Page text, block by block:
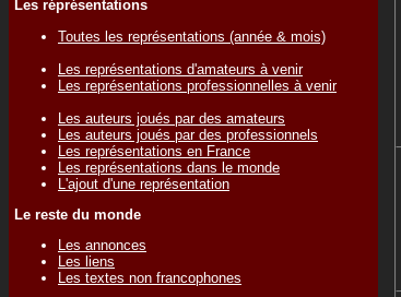
Les réprésentations
Toutes les représentations (année & mois)
Les représentations d'amateurs à venir
Les représentations professionnelles à venir
Les auteurs joués par des amateurs
Les auteurs joués par des professionnels
Les représentations en France
Les représentations dans le monde
L'ajout d'une représentation
Le reste du monde
Les annonces
Les liens
Les textes non francophones